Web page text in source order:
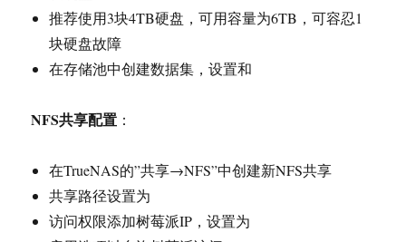
推荐使用3块4TB硬盘，可用容量为6TB，可容忍1
块硬盘故障
在存储池中创建数据集，设置和
NFS共享配置 ：
在TrueNAS的”共享→NFS”中创建新NFS共享
共享路径设置为
访问权限添加树莓派IP，设置为